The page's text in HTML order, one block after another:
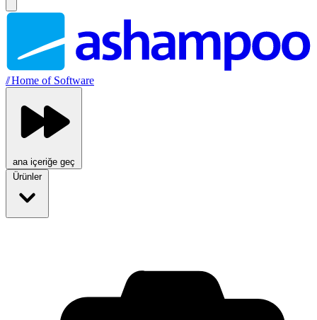
//Home of Software
ana içeriğe geç
Ürünler